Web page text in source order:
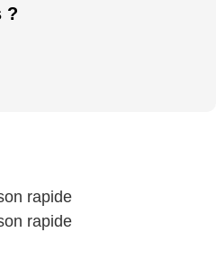
?
rapide
rapide